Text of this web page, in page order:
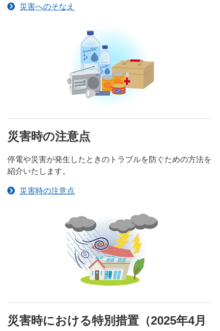
災害へのそなえ
災害時の注意点
停電や災害が発生したときのトラブルを防ぐための方法を
紹介いたします。
災害時の注意点
災害時における特別措置（2025年4月